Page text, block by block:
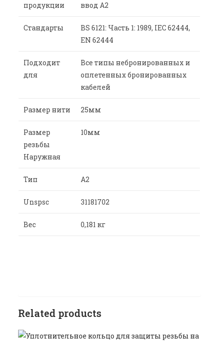
продукции
ввод A2
Стандарты
BS 6121: Часть 1: 1989, IEC 62444,
EN 62444
Подходит
для
Все типы небронированных и
оплетенных бронированных
кабелей
Размер нити 25мм
Размер
резьбы
Наружная
10мм
Тип A2
Unspsc 31181702
Вес 0,181 кг
Related products